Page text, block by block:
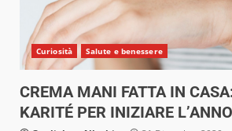
Curiosità Salute e benessere
CREMA MANI FATTA IN
KARITÉ PER INIZIARE